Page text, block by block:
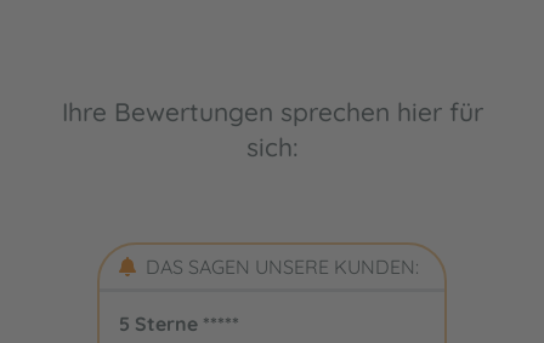
Ihre Bewertungen sprechen hier für
sich:
DAS SAGEN UNSERE KUNDEN:
5 Sterne *****